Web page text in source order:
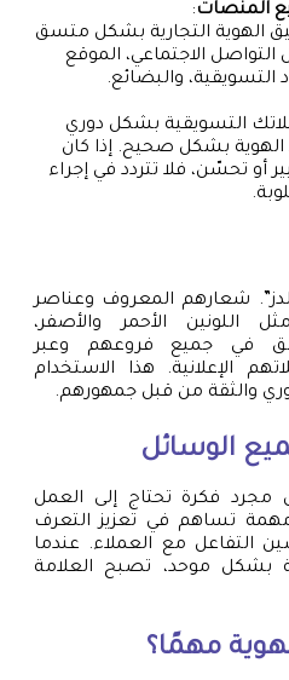
المنصات:
الهوية التجارية بشكل متسق
الاجتماعي، الموقع
التسويقية، والبضائع.
التسويقية بشكل دوري
الهوية بشكل صحيح. إذا كان
أو تحسّن، فلا تتردد في إجراء
شعارهم المعروف وعناصر
اللونين الأحمر والأصفر،
في جميع فروعهم وعبر
الإعلانية. هذا الاستخدام
والثقة من قبل جمهورهم.
الوسائل
مجرد فكرة تحتاج إلى العمل
تساهم في تعزيز التعرف
التفاعل مع العملاء. عندما
بشكل موحد، تصبح العلامة
مهمًا؟